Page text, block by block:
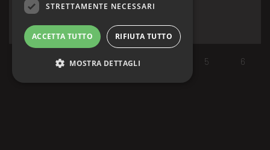
1 2 3 5 6
STRETTAMENTE NECESSARI
ACCETTA TUTTO RIFIUTA TUTTO
MOSTRA DETTAGLI